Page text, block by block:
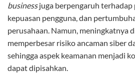
businessjuga berpengaruh terhadap
kepuasan pengguna, dan
perusahaan. Namun, meningkatnya
memperbesar risiko ancaman siber
sehingga aspek keamanan menjadi
dapat dipisahkan.